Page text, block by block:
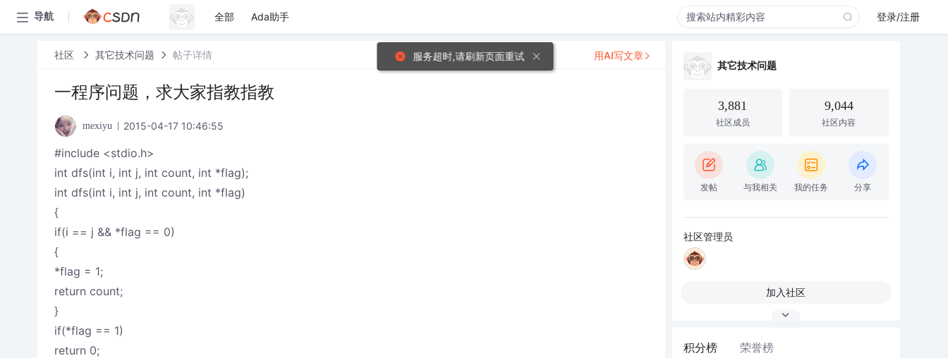
导航 全部 Ada助手 登录/注册
社区 其它技术问题 帖子详情
一程序问题，求大家指教指教
mexiyu 2015-04-17 10:46:55
#include <stdio.h>
int dfs(int i, int j, int count, int *flag);
int dfs(int i, int j, int count, int *flag)
{
if(i == j && *flag == 0)
{
*flag = 1;
return count;
}
if(*flag == 1)
return 0;
用AI写文章
其它技术问题
3,881
社区成员
9,044
社区内容
发帖 与我相关 我的任务 分享
社区管理员
加入社区
积分榜 荣誉榜
服务超时,请刷新页面重试